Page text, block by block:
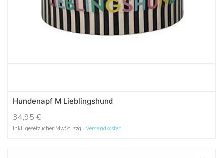
Hundenapf M Lieblingshund
34,95 €
Inkl. gesetzlicher MwSt. zzgl. Versandkosten